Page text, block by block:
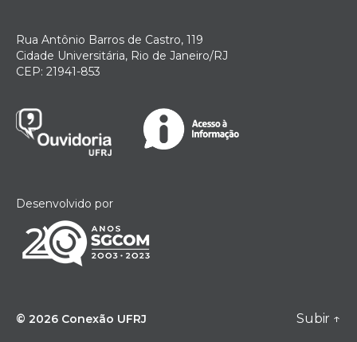
Rua Antônio Barros de Castro, 119
Cidade Universitária, Rio de Janeiro/RJ
CEP: 21941-853
Desenvolvido por
© 2026 Conexão UFRJ Subir ↑